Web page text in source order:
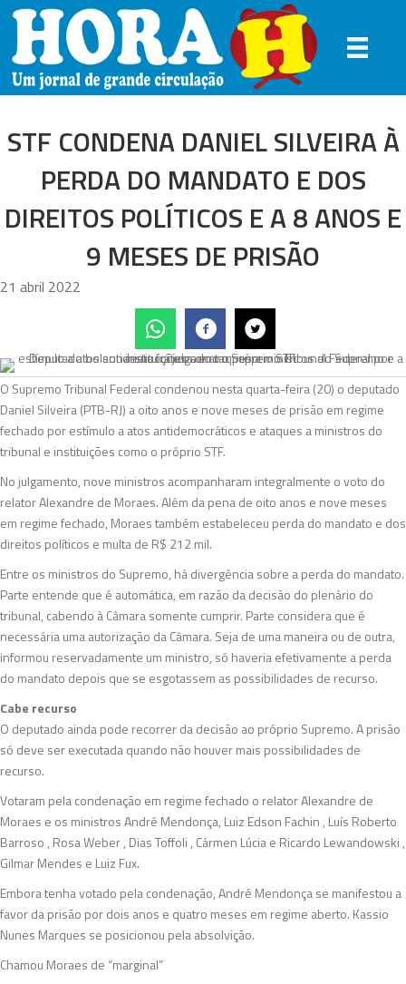
STF CONDENA DANIEL SILVEIRA À
PERDA DO MANDATO E DOS
DIREITOS POLÍTICOS E A 8 ANOS E
9 MESES DE PRISÃO
21 abril 2022
O Supremo Tribunal Federal condenou nesta quarta-feira (20) o deputado
Daniel Silveira (PTB-RJ) a oito anos e nove meses de prisão em regime
fechado por estímulo a atos antidemocráticos e ataques a ministros do
tribunal e instituições como o próprio STF.
No julgamento, nove ministros acompanharam integralmente o voto do
relator Alexandre de Moraes. Além da pena de oito anos e nove meses
em regime fechado, Moraes também estabeleceu perda do mandato e dos
direitos políticos e multa de R$ 212 mil.
Entre os ministros do Supremo, há divergência sobre a perda do mandato.
Parte entende que é automática, em razão da decisão do plenário do
tribunal, cabendo à Câmara somente cumprir. Parte considera que é
necessária uma autorização da Câmara. Seja de uma maneira ou de outra,
informou reservadamente um ministro, só haveria efetivamente a perda
do mandato depois que se esgotassem as possibilidades de recurso.
Cabe recurso
O deputado ainda pode recorrer da decisão ao próprio Supremo. A prisão
só deve ser executada quando não houver mais possibilidades de
recurso.
Votaram pela condenação em regime fechado o relator Alexandre de
Moraes e os ministros André Mendonça, Luiz Edson Fachin , Luís Roberto
Barroso , Rosa Weber , Dias Toffoli , Cármen Lúcia e Ricardo Lewandowski ,
Gilmar Mendes e Luiz Fux.
Embora tenha votado pela condenação, André Mendonça se manifestou a
favor da prisão por dois anos e quatro meses em regime aberto. Kassio
Nunes Marques se posicionou pela absolvição.
Chamou Moraes de “marginal”